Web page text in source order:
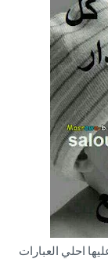
صور مكتوب عليها احلي العبارات